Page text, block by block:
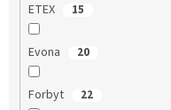
ETEX 15
Evona 20
Forbyt 22